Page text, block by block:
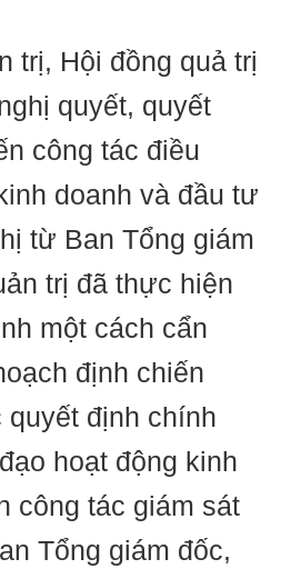
trị, Hội đồng quả trị
quyết, quyết
công tác điều
doanh và đầu tư
từ Ban Tổng giám
trị đã thực hiện
một cách cẩn
định chiến
định chính
hoạt động kinh
công tác giám sát
Tổng giám đốc,